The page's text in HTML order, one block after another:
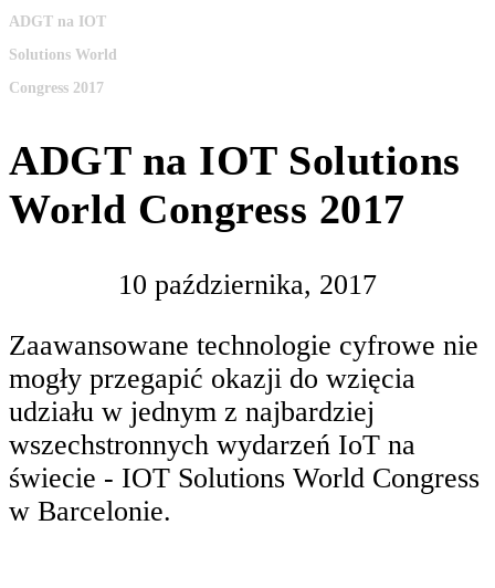
ADGT na IOT
Solutions World
Congress 2017
ADGT na IOT Solutions
World Congress 2017
10 października, 2017
Zaawansowane technologie cyfrowe nie
mogły przegapić okazji do wzięcia
udziału w jednym z najbardziej
wszechstronnych wydarzeń IoT na
świecie - IOT Solutions World Congress
w Barcelonie.